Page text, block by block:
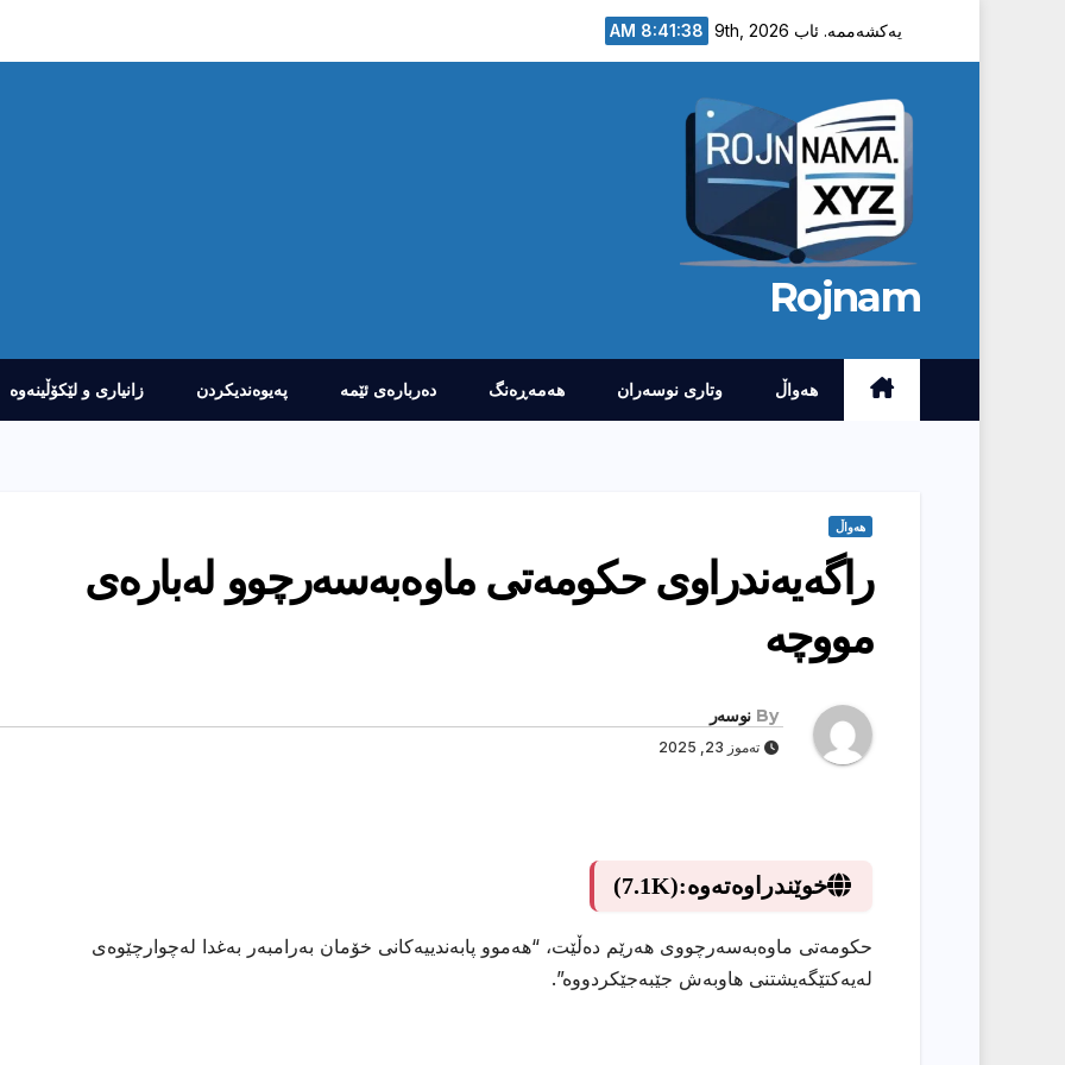
یەکشەممە. ئاب 9th, 2026 8:41:39 AM
Rojnam
هەواڵ وتارى نوسەران هەمەڕەنگ دەربارەى ئێمە پەیوەندیکردن زانیارى و لێکۆڵینەوە
هەواڵ
راگەیەندراوی حکومەتی ماوەبەسەرچوو لەبارەی
مووچە
By نوسەر
تەموز 23, 2025
خوێندراوەتەوە:(7.1K)
حکومەتی ماوەبەسەرچووی هەرێم دەڵێت، “هەموو پابەندییەکانی خۆمان بەرامبەر بەغدا لەچوارچێوەی
لەیەکتێگەیشتنی هاوبەش جێبەجێکردووه”.